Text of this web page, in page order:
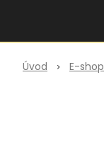
Úvod E-shop